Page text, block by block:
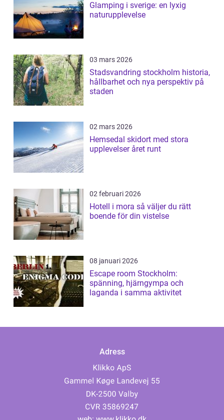
Glamping i sverige: en lyxig
naturupplevelse
03 mars 2026
Stadsvandring stockholm historia,
hållbarhet och nya perspektiv på
staden
02 mars 2026
Hemsedal skidort med stora
upplevelser året runt
02 februari 2026
Hotell i mora så väljer du rätt
boende för din vistelse
08 januari 2026
Escape room Stockholm:
spänning, hjärngympa och
laganda i samma aktivitet
Adress